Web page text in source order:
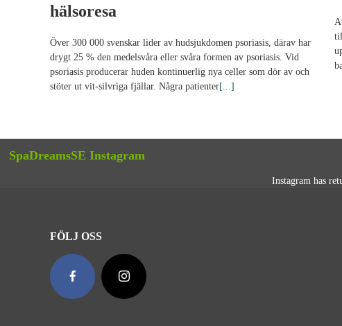
hälsoresa
Över 300 000 svenskar lider av hudsjukdomen psoriasis, därav har
drygt 25 % den medelsvåra eller svåra formen av psoriasis. Vid
psoriasis producerar huden kontinuerlig nya celler som dör av och
stöter ut vit-silvriga fjällar. Några patienter[...]
SpaDreamsSE Instagram
Instagram has
FÖLJ OSS